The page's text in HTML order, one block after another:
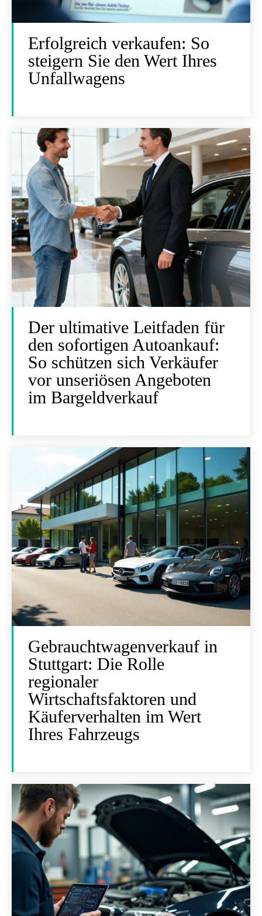
Erfolgreich verkaufen: So
steigern Sie den Wert Ihres
Unfallwagens
Der ultimative Leitfaden für
den sofortigen Autoankauf:
So schützen sich Verkäufer
vor unseriösen Angeboten
im Bargeldverkauf
Gebrauchtwagenverkauf in
Stuttgart: Die Rolle
regionaler
Wirtschaftsfaktoren und
Käuferverhalten im Wert
Ihres Fahrzeugs